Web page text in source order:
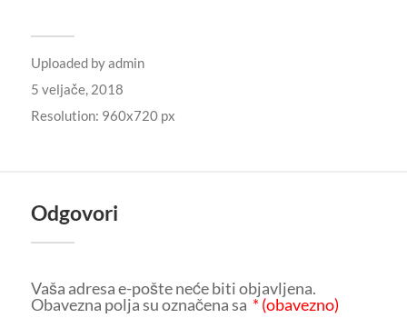
Uploaded byadmin
5 veljače, 2018
Resolution: 960x720 px
Odgovori
Vaša adresa e-pošte neće biti objavljena.
Obavezna polja su označena sa * (obavezno)